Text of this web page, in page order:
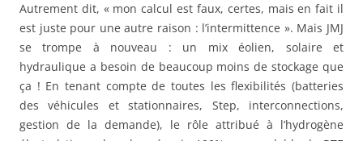
Autrement dit, « mon calcul est faux, certes, mais en fait il
est juste pour une autre raison : l’intermittence ». Mais JMJ
se trompe à nouveau : un mix éolien, solaire et
hydraulique a besoin de beaucoup moins de stockage que
ça ! En tenant compte de toutes les flexibilités (batteries
des véhicules et stationnaires, Step, interconnections,
gestion de la demande), le rôle attribué à l’hydrogène